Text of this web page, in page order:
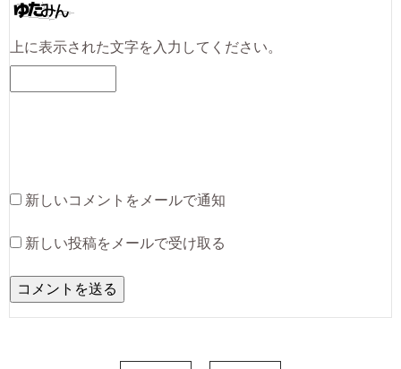
上に表示された文字を入力してください。
新しいコメントをメールで通知
新しい投稿をメールで受け取る